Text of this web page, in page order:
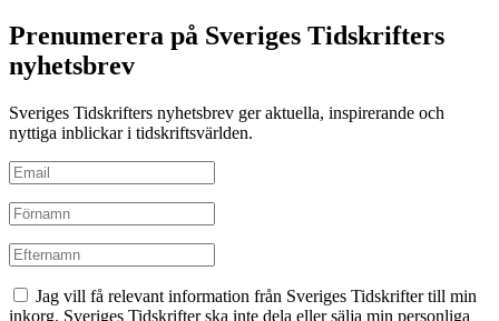
Prenumerera på Sveriges Tidskrifters
nyhetsbrev
Sveriges Tidskrifters nyhetsbrev ger aktuella, inspirerande och
nyttiga inblickar i tidskriftsvärlden.
Jag vill få relevant information från Sveriges Tidskrifter till min
inkorg. Sveriges Tidskrifter ska inte dela eller sälja min personliga